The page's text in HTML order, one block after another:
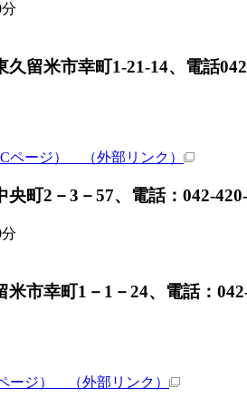
米市幸町1‐21‐14、電話
ページ） （外部リンク）
町2－3－57、電話：042-
市幸町1－1－24、電話：
ージ） （外部リンク）